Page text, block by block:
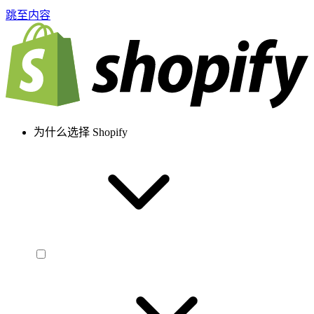
跳至内容
为什么选择 Shopify